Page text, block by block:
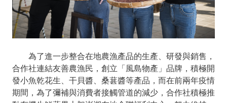
為了進一步整合在地農漁產品的生產、研發與銷售，
合作社連結友善農漁民，創立「風島物產」品牌，積極開
發小魚乾花生、干貝醬、桑葚醬等產品，而在前兩年疫情
期間，為了彌補與消費者接觸管道的減少，合作社積極推